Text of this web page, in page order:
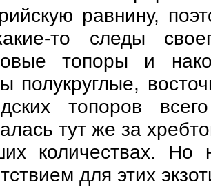
равнину,
то следы
топоры и
полукруглые,
топоров
тут же за
количествах. Но
для этих